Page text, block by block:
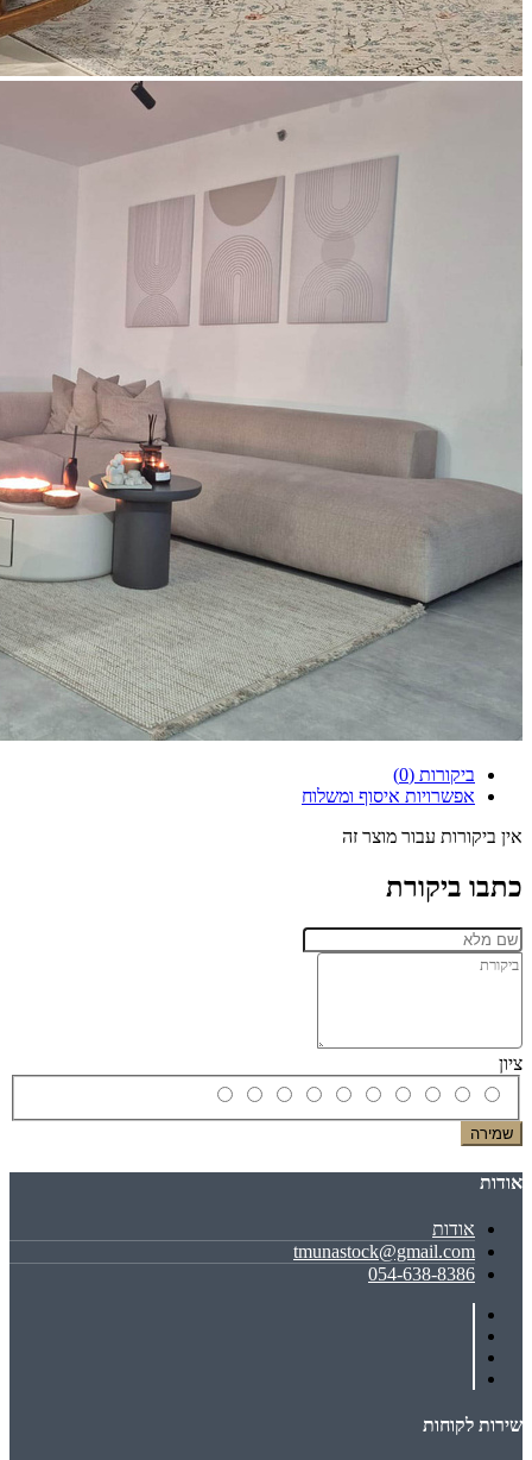
ביקורות (0)
אפשרויות איסוף ומשלוח
אין ביקורות עבור מוצר זה
כתבו ביקורת
ציון
שמירה
אודות
אודות
tmunastock@gmail.com
054-638-8386
שירות לקוחות